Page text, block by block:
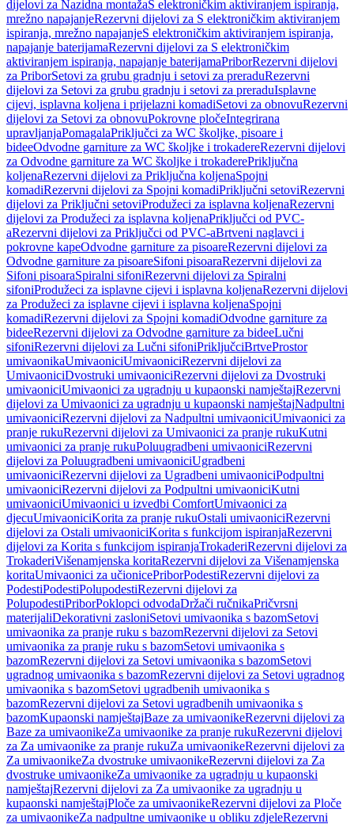
dijelovi za Nazidna montažaS elektroničkim aktiviranjem ispiranja,
mrežno napajanjeRezervni dijelovi za S elektroničkim aktiviranjem
ispiranja, mrežno napajanjeS elektroničkim aktiviranjem ispiranja,
napajanje baterijamaRezervni dijelovi za S elektroničkim
aktiviranjem ispiranja, napajanje baterijamaPriborRezervni dijelovi
za PriborSetovi za grubu gradnju i setovi za preraduRezervni
dijelovi za Setovi za grubu gradnju i setovi za preraduIsplavne
cijevi, isplavna koljena i prijelazni komadiSetovi za obnovuRezervni
dijelovi za Setovi za obnovuPokrovne pločeIntegrirana
upravljanjaPomagalaPriključci za WC školjke, pisoare i
bideeOdvodne garniture za WC školjke i trokadereRezervni dijelovi
za Odvodne garniture za WC školjke i trokaderePriključna
koljenaRezervni dijelovi za Priključna koljenaSpojni
komadiRezervni dijelovi za Spojni komadiPriključni setoviRezervni
dijelovi za Priključni setoviProdužeci za isplavna koljenaRezervni
dijelovi za Produžeci za isplavna koljenaPriključci od PVC-
aRezervni dijelovi za Priključci od PVC-aBrtveni naglavci i
pokrovne kapeOdvodne garniture za pisoareRezervni dijelovi za
Odvodne garniture za pisoareSifoni pisoaraRezervni dijelovi za
Sifoni pisoaraSpiralni sifoniRezervni dijelovi za Spiralni
sifoniProdužeci za isplavne cijevi i isplavna koljenaRezervni dijelovi
za Produžeci za isplavne cijevi i isplavna koljenaSpojni
komadiRezervni dijelovi za Spojni komadiOdvodne garniture za
bideeRezervni dijelovi za Odvodne garniture za bideeLučni
sifoniRezervni dijelovi za Lučni sifoniPriključciBrtveProstor
umivaonikaUmivaoniciUmivaoniciRezervni dijelovi za
UmivaoniciDvostruki umivaoniciRezervni dijelovi za Dvostruki
umivaoniciUmivaonici za ugradnju u kupaonski namještajRezervni
dijelovi za Umivaonici za ugradnju u kupaonski namještajNadpultni
umivaoniciRezervni dijelovi za Nadpultni umivaoniciUmivaonici za
pranje rukuRezervni dijelovi za Umivaonici za pranje rukuKutni
umivaonici za pranje rukuPoluugradbeni umivaoniciRezervni
dijelovi za Poluugradbeni umivaoniciUgradbeni
umivaoniciRezervni dijelovi za Ugradbeni umivaoniciPodpultni
umivaoniciRezervni dijelovi za Podpultni umivaoniciKutni
umivaoniciUmivaonici u izvedbi ComfortUmivaonici za
djecuUmivaoniciKorita za pranje rukuOstali umivaoniciRezervni
dijelovi za Ostali umivaoniciKorita s funkcijom ispiranjaRezervni
dijelovi za Korita s funkcijom ispiranjaTrokaderiRezervni dijelovi za
TrokaderiVišenamjenska koritaRezervni dijelovi za Višenamjenska
koritaUmivaonici za učionicePriborPodestiRezervni dijelovi za
PodestiPodestiPolupodestiRezervni dijelovi za
PolupodestiPriborPoklopci odvodaDržači ručnikaPričvrsni
materijaliDekorativni zasloniSetovi umivaonika s bazomSetovi
umivaonika za pranje ruku s bazomRezervni dijelovi za Setovi
umivaonika za pranje ruku s bazomSetovi umivaonika s
bazomRezervni dijelovi za Setovi umivaonika s bazomSetovi
ugradnog umivaonika s bazomRezervni dijelovi za Setovi ugradnog
umivaonika s bazomSetovi ugradbenih umivaonika s
bazomRezervni dijelovi za Setovi ugradbenih umivaonika s
bazomKupaonski namještajBaze za umivaonikeRezervni dijelovi za
Baze za umivaonikeZa umivaonike za pranje rukuRezervni dijelovi
za Za umivaonike za pranje rukuZa umivaonikeRezervni dijelovi za
Za umivaonikeZa dvostruke umivaonikeRezervni dijelovi za Za
dvostruke umivaonikeZa umivaonike za ugradnju u kupaonski
namještajRezervni dijelovi za Za umivaonike za ugradnju u
kupaonski namještajPloče za umivaonikeRezervni dijelovi za Ploče
za umivaonikeZa nadpultne umivaonike u obliku zdjeleRezervni